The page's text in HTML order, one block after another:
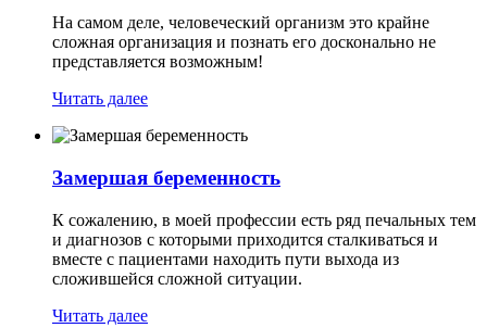
На самом деле, человеческий организм это крайне
сложная организация и познать его досконально не
представляется возможным!
Читать далее
Замершая беременность
К сожалению, в моей профессии есть ряд печальных тем
и диагнозов с которыми приходится сталкиваться и
вместе с пациентами находить пути выхода из
сложившейся сложной ситуации.
Читать далее